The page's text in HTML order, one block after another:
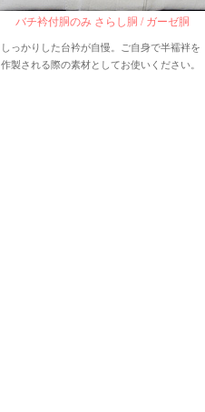
バチ衿付胴のみ さらし胴 / ガーゼ胴
しっかりした台衿が自慢。ご自身で半襦袢を
作製される際の素材としてお使いください。